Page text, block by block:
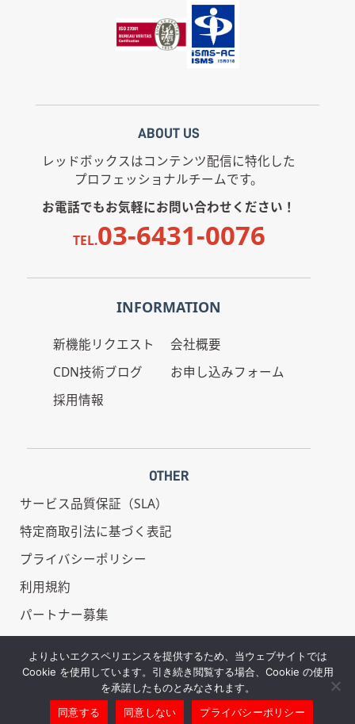
ABOUT US
レッドボックスはコンテンツ配信に特化した
プロフェッショナルチームです。
お電話でもお気軽にお問い合わせください！
TEL.03-6431-0076
INFORMATION
新機能リクエスト
CDN技術ブログ
採用情報
会社概要
お申し込みフォーム
OTHER
サービス品質保証（SLA）
特定商取引法に基づく表記
プライバシーポリシー
利用規約
パートナー募集
情報セキュリティ基本方針
Copyright © REDBOX - All Rights Reserved
よりよいエクスペリエンスを提供するため、当ウェブサイトでは
Cookie を使用しています。引き続き閲覧する場合、Cookie の使用
を承諾したものとみなされます。
同意する
同意しない プライバシーポリシー